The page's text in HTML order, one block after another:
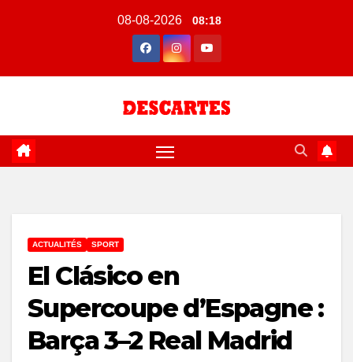
08-08-2026 08:18
ACTUALITÉS SPORT
El Clásico en
Supercoupe d’Espagne :
Barça 3–2 Real Madrid